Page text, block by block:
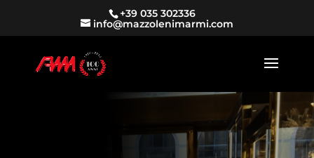
+39 035 302336
info@mazzolenimarmi.com